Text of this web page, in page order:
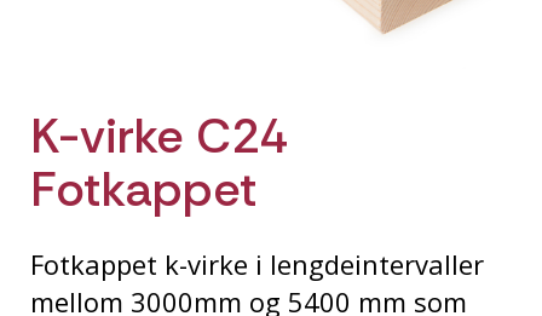
K-virke C24
Fotkappet
Fotkappet k-virke i lengdeintervaller
mellom 3000mm og 5400 mm som